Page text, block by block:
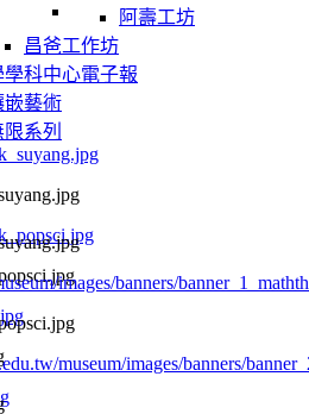
阿壽工坊
昌爸工作坊
學科中心電子報
嵌藝術
系列
images/banners/
museum/images/banners/